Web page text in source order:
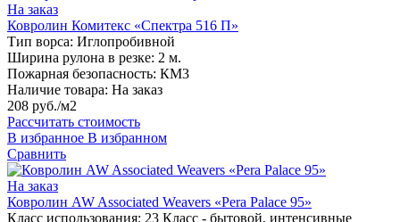
На заказ
Ковролин Комитекс «Спектра 516 П»
Тип ворса: Иглопробивной
Ширина рулона в резке: 2 м.
Пожарная безопасность: КМ3
Наличие товара: На заказ
208 руб./м2
Рассчитать стоимость
В избранное В избранном
Сравнить
На заказ
Ковролин AW Associated Weavers «Pera Palace 95»
Класс использования: 23 Класс - бытовой, интенсивные